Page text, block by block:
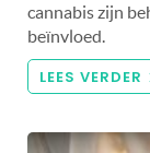
cannabis zijn
beïnvloed.
LEES VERDER